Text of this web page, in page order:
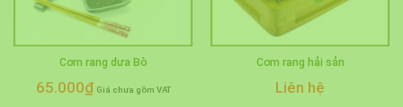
Cơm rang dưa Bò
65.000₫ Giá chưa gồm VAT
Cơm rang hải sản
Liên hệ